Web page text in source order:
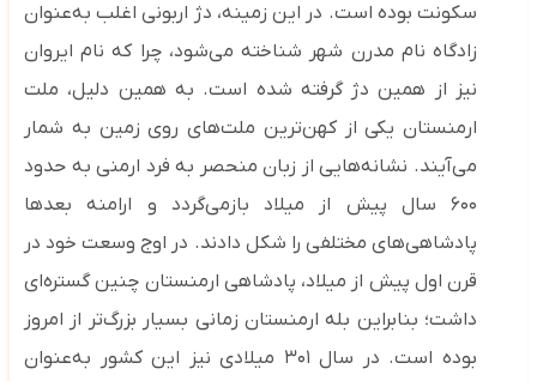
سکونت بوده است. در این زمینه، دژ اربونی اغلب به‌عنوان
زادگاه نام مدرن شهر شناخته می‌شود، چرا که نام ایروان
نیز از همین دژ گرفته شده است. به همین دلیل، ملت
ارمنستان یکی از کهن‌ترین ملت‌های روی زمین به شمار
می‌آیند. نشانه‌هایی از زبان منحصر به ‌فرد ارمنی به حدود
۶۰۰ سال پیش از میلاد بازمی‌گردد و ارامنه بعدها
پادشاهی‌های مختلفی را شکل دادند. در اوج وسعت خود در
قرن اول پیش از میلاد، پادشاهی ارمنستان چنین گستره‌ای
داشت؛ بنابراین بله ارمنستان زمانی بسیار بزرگ‌تر از امروز
بوده است. در سال ۳۰۱ میلادی نیز این کشور به‌عنوان